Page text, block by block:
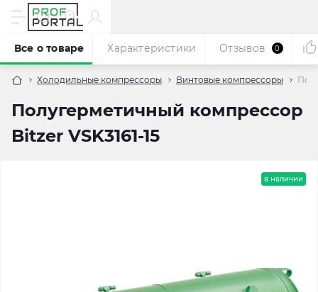
Холодильные компрессоры Винтовые компрессоры
Полугерметичный компрессор
Bitzer VSK3161-15
Все о товаре Характеристики Отзывов 0
в наличии